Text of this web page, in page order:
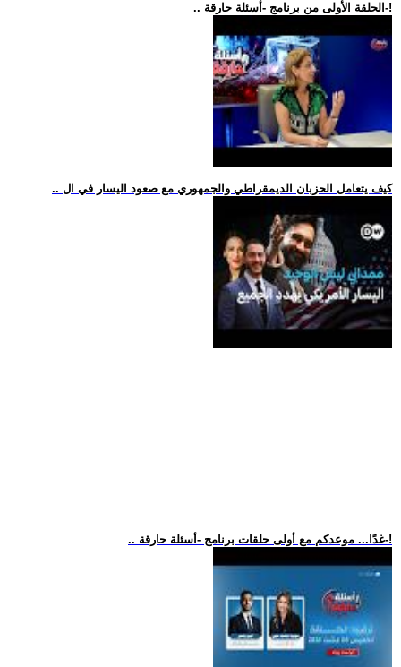
.. الحلقة الأولى من برنامج -أسئلة حارقة-!
.. كيف يتعامل الحزبان الديمقراطي والجمهوري مع صعود اليسار في ال
.. غدًا... موعدكم مع أولى حلقات برنامج -أسئلة حارقة-!